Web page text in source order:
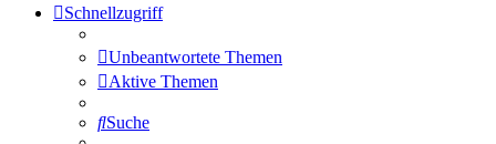
Schnellzugriff
Unbeantwortete Themen
Aktive Themen
Suche